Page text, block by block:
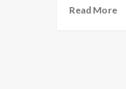
Read More